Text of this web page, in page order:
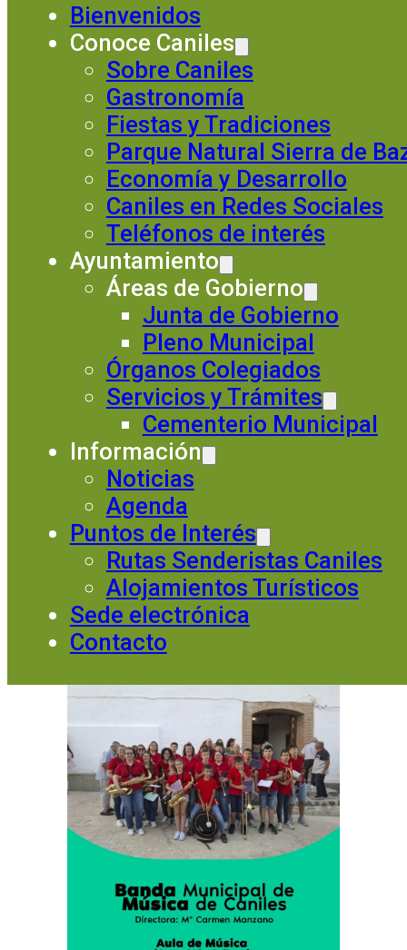
Bienvenidos
Conoce Caniles
Sobre Caniles
Gastronomía
Fiestas y Tradiciones
Parque Natural Sierra de
Economía y Desarrollo
Caniles en Redes Sociales
Teléfonos de interés
Ayuntamiento
Áreas de Gobierno
Junta de Gobierno
Pleno Municipal
Órganos Colegiados
Servicios y Trámites
Cementerio Municipal
Información
Noticias
Agenda
Puntos de Interés
Rutas Senderistas Caniles
Alojamientos Turísticos
Sede electrónica
Contacto